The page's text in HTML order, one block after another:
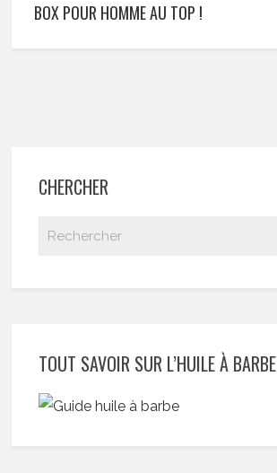
BOX POUR HOMME AU TOP !
CHERCHER
TOUT SAVOIR SUR L’HUILE À BARBE